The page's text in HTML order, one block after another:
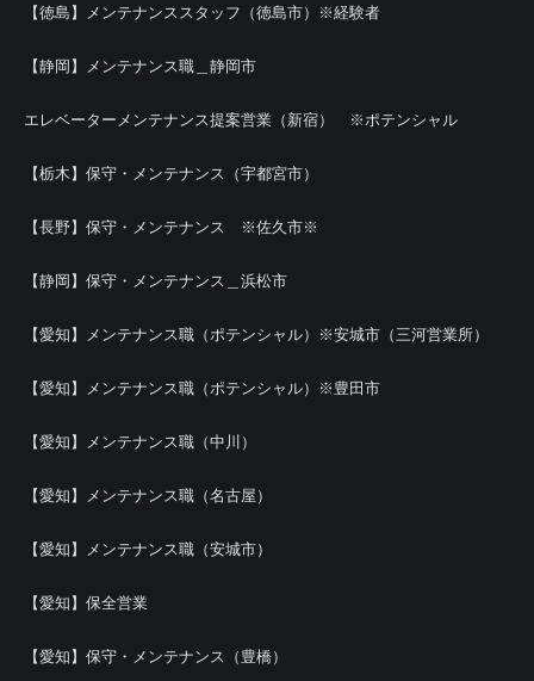
【徳島】メンテナンススタッフ（徳島市）※経験者
【静岡】メンテナンス職＿静岡市
エレベーターメンテナンス提案営業（新宿） ※ポテンシャル
【栃木】保守・メンテナンス（宇都宮市）
【長野】保守・メンテナンス ※佐久市※
【静岡】保守・メンテナンス＿浜松市
【愛知】メンテナンス職（ポテンシャル）※安城市（三河営業所）
【愛知】メンテナンス職（ポテンシャル）※豊田市
【愛知】メンテナンス職（中川）
【愛知】メンテナンス職（名古屋）
【愛知】メンテナンス職（安城市）
【愛知】保全営業
【愛知】保守・メンテナンス（豊橋）